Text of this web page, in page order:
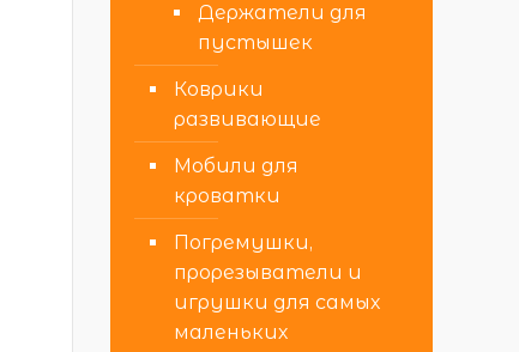
Держатели для
пустышек
Коврики
развивающие
Мобили для
кроватки
Погремушки,
прорезыватели и
игрушки для самых
маленьких